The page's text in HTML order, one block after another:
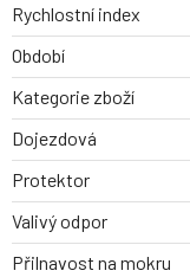
Rychlostní index
Období
Kategorie zboží
Dojezdová
Protektor
Valivý odpor
Přilnavost na mokru